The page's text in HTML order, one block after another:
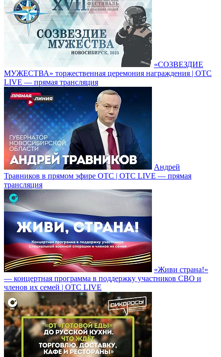
«СОЗВЕЗДИЕ
МУЖЕСТВА» торжественная церемония награждения | ОТС
LIVE — прямая трансляция
Андрей
Травников в прямом эфире ОТС | ОТС LIVE — прямая
трансляция
«Живи страна!»
— концертная программа в поддержку участников СВО и
членов их семей | ОТС LIVE